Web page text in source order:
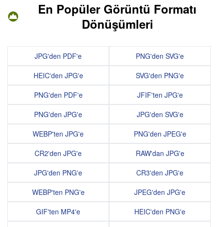
En Popüler Görüntü Formatı
Dönüşümleri
JPG'den PDF'e
HEIC'den JPG'e
PNG'den PDF'e
PNG'den JPG'e
WEBP'ten JPG'e
CR2'den JPG'e
JPG'den PNG'e
WEBP'ten PNG'e
GIF'ten MP4'e
PNG'den SVG'e
SVG'den PNG'e
JFIF'ten JPG'e
JPG'den SVG'e
PNG'den JPEG'e
RAW'dan JPG'e
CR3'den JPG'e
JPEG'den JPG'e
HEIC'den PNG'e